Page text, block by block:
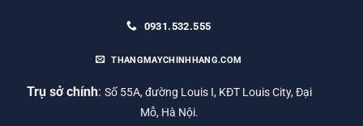
0931.532.555
THANGMAYCHINHHANG.COM
Trụ sở chính: Số 55A, đường Louis I, KĐT Louis City, Đại
Mỗ, Hà Nội.